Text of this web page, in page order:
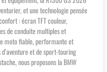
et une technologie pensée
: écran TFT couleur,
de conduite multiples et
moto fiable, performante et
et de sport-touring
nous proposons la BMW